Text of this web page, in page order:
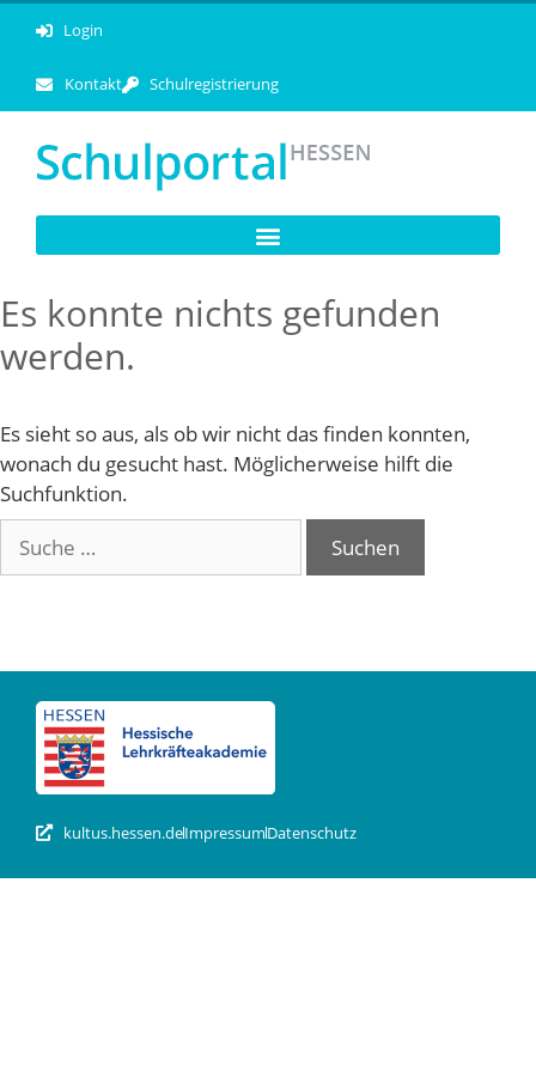
Login
Kontakt Schulregistrierung
Es konnte nichts gefunden
werden.
Es sieht so aus, als ob wir nicht das finden konnten,
wonach du gesucht hast. Möglicherweise hilft die
Suchfunktion.
kultus.hessen.deImpressumDatenschutz